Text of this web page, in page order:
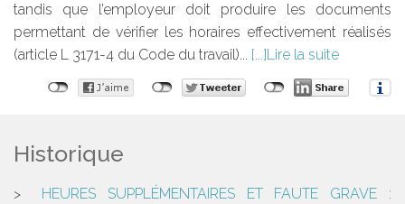
tandis que l’employeur doit produire les documents
permettant de vérifier les horaires effectivement réalisés
(article L 3171-4 du Code du travail)...
Lire la suite
Historique
HEURES SUPPLÉMENTAIRES ET FAUTE GRAVE :